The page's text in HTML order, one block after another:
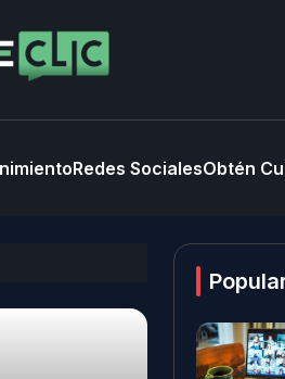
Redes SocialesObtén